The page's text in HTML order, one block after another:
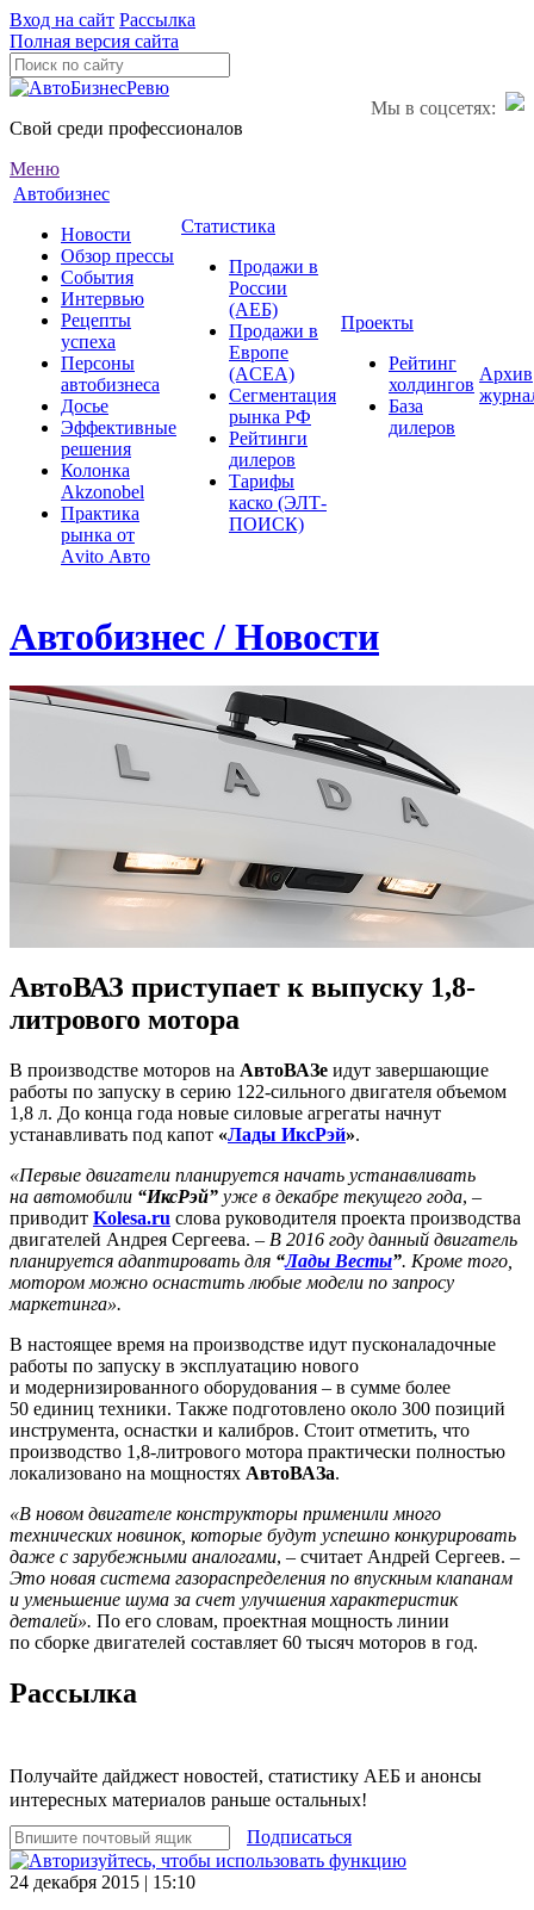
Вход на сайт Рассылка
Полная версия сайта
Мы в соцсетях:
Свой среди профессионалов
Меню
Автобизнес
Новости
Обзор прессы
События
Интервью
Рецепты
успеха
Персоны
автобизнеса
Досье
Эффективные
решения
Колонка
Akzonobel
Практика
рынка от
Аvito Авто
Статистика
Продажи в
России
(АЕБ)
Продажи в
Европе
(ACEA)
Сегментация
рынка РФ
Рейтинги
дилеров
Тарифы
каско (ЭЛТ-
ПОИСК)
Проекты
Рейтинг
холдингов
База
дилеров
Архив
Автобизнес / Новости
АвтоВАЗ приступает к выпуску 1,8-
литрового мотора
В производстве моторов на АвтоВАЗе идут завершающие
работы по запуску в серию 122-сильного двигателя объемом
1,8 л. До конца года новые силовые агрегаты начнут
устанавливать под капот «Лады ИксРэй».
«Первые двигатели планируется начать устанавливать
на автомобили “ИксРэй” уже в декабре текущего года, –
приводит Kolesa.ru слова руководителя проекта производства
двигателей Андрея Сергеева. – В 2016 году данный двигатель
планируется адаптировать для “Лады Весты”. Кроме того,
мотором можно оснастить любые модели по запросу
маркетинга».
В настоящее время на производстве идут пусконаладочные
работы по запуску в эксплуатацию нового
и модернизированного оборудования – в сумме более
50 единиц техники. Также подготовлено около 300 позиций
инструмента, оснастки и калибров. Стоит отметить, что
производство 1,8-литрового мотора практически полностью
локализовано на мощностях АвтоВАЗа.
«В новом двигателе конструкторы применили много
технических новинок, которые будут успешно конкурировать
даже с зарубежными аналогами, – считает Андрей Сергеев. –
Это новая система газораспределения по впускным клапанам
и уменьшение шума за счет улучшения характеристик
деталей». По его словам, проектная мощность линии
по сборке двигателей составляет 60 тысяч моторов в год.
Рассылка
Получайте дайджест новостей, статистику АЕБ и анонсы
интересных материалов раньше остальных!
Подписаться
24 декабря 2015 | 15:10